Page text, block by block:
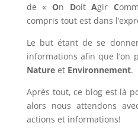
de « On DoitAgir C
compris tout est dans
Le but étant de se
informations afin que l’on
Natureet Environnement.
Après tout, ce blog est là
alors nous attendons
actions et informations!